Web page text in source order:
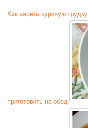
Как варить куриную грудку
приготовить на обед